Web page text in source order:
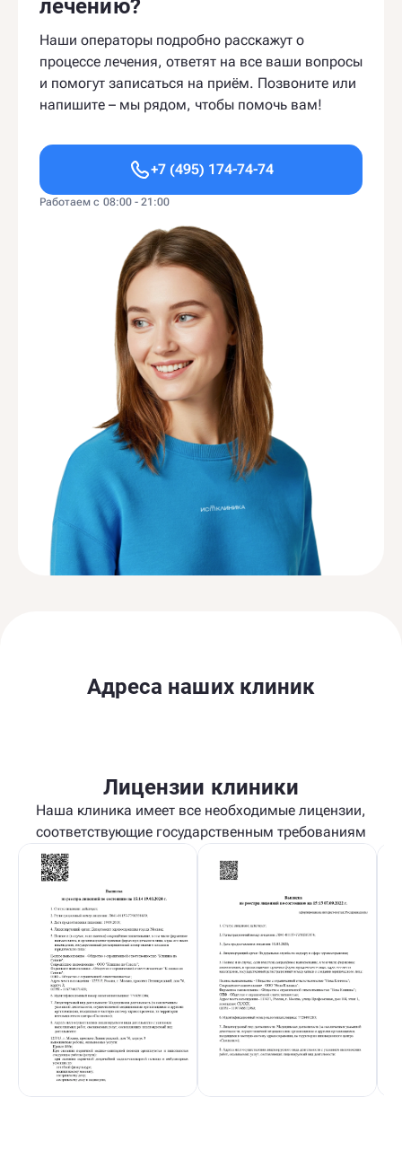
лечению?
Наши операторы подробно расскажут о
процессе лечения, ответят на все ваши вопросы
и помогут записаться на приём. Позвоните или
напишите – мы рядом, чтобы помочь вам!
+7 (495) 174-74-74
Работаем с 08:00 - 21:00
Адреса наших клиник
Лицензии клиники
Наша клиника имеет все необходимые лицензии,
соответствующие государственным требованиям